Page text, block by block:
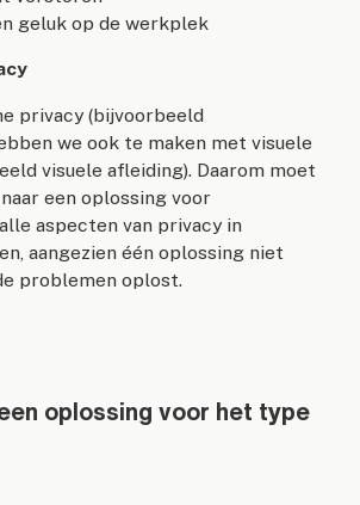
geluk op de werkplek
privacy (bijvoorbeeld
we ook te maken met visuele
visuele afleiding). Daarom moet
een oplossing voor
aspecten van privacy in
aangezien één oplossing niet
problemen oplost.
oplossing voor het type